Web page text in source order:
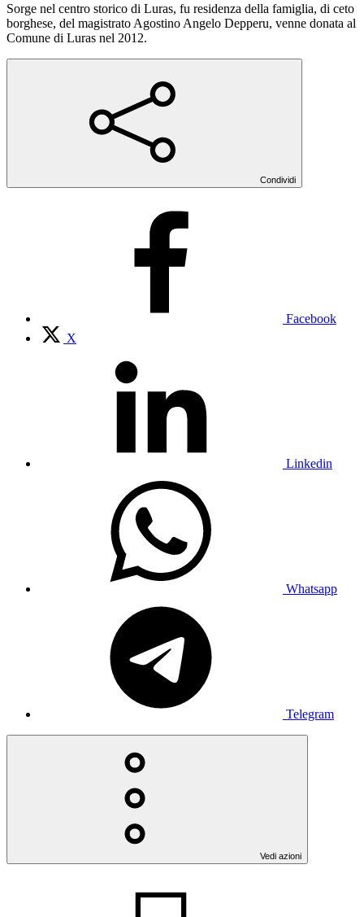
Sorge nel centro storico di Luras, fu residenza della famiglia, di ceto
borghese, del magistrato Agostino Angelo Depperu, venne donata al
Comune di Luras nel 2012.
Condividi
Facebook
X
Linkedin
Whatsapp
Telegram
Vedi azioni